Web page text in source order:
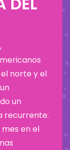
norte y el
un
recurrente.
en el